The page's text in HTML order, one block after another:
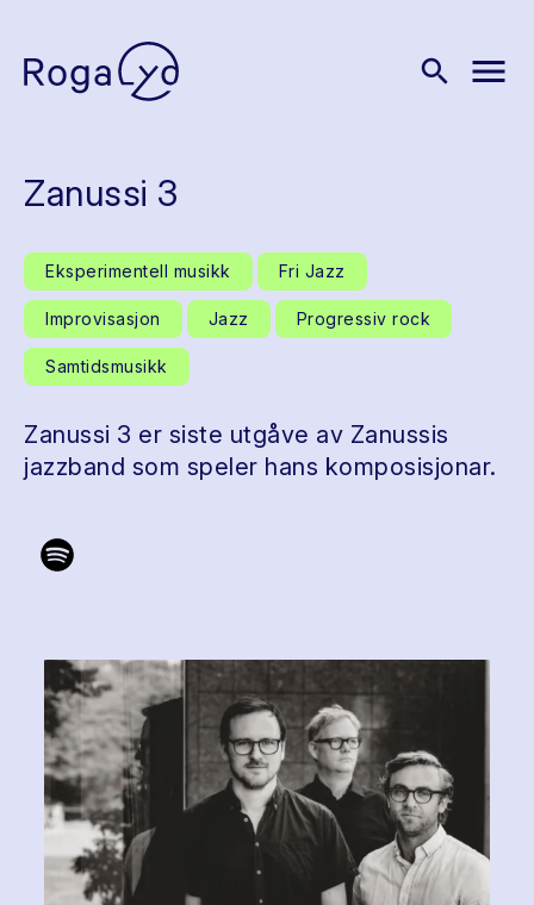
search menu
Zanussi 3
Eksperimentell musikk Fri Jazz
Improvisasjon Jazz Progressiv rock
Samtidsmusikk
Zanussi 3 er siste utgåve av Zanussis
jazzband som speler hans komposisjonar.